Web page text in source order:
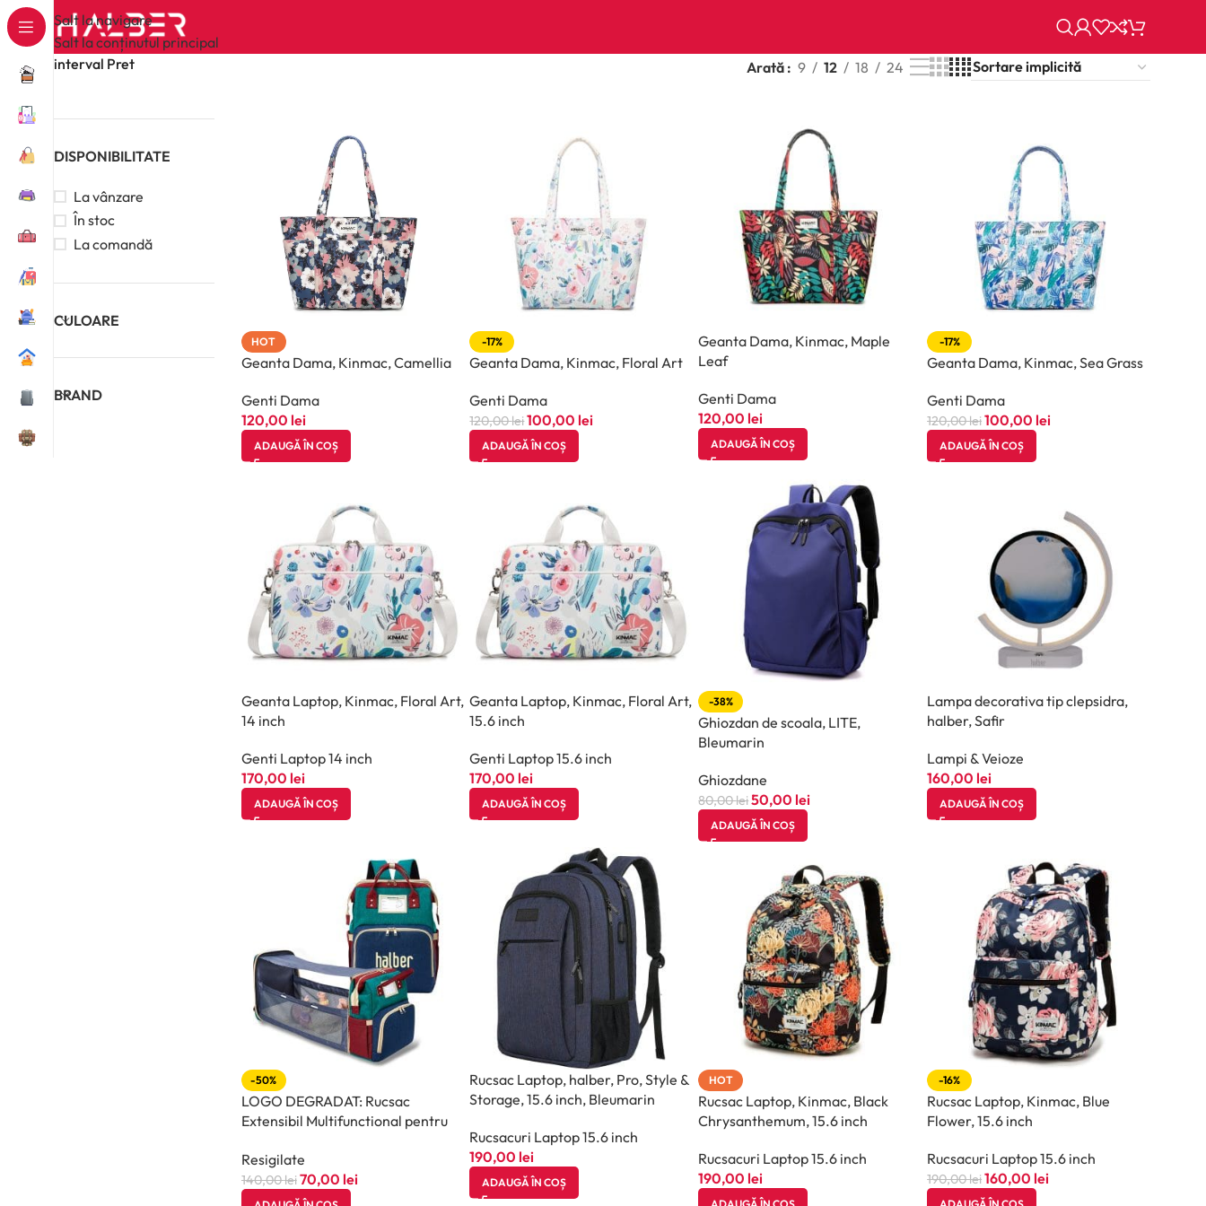
Salt la navigare
Salt la conținutul principal
interval Pret
DISPONIBILITATE
La vânzare
În stoc
La comandă
CULOARE
BRAND
Arată 9 12 18 24
HOT
Geanta Dama, Kinmac, Camellia
Genti Dama
120,00 lei
ADAUGĂ ÎN COȘ
-17%
Geanta Dama, Kinmac, Floral Art
Genti Dama
120,00lei100,00 lei
ADAUGĂ ÎN COȘ
Geanta Dama, Kinmac, Maple
Leaf
Genti Dama
120,00 lei
ADAUGĂ ÎN COȘ
-17%
Geanta Dama, Kinmac, Sea Grass
Genti Dama
120,00lei100,00 lei
ADAUGĂ ÎN COȘ
Geanta Laptop, Kinmac, Floral Art,
14 inch
Genti Laptop 14 inch
170,00 lei
ADAUGĂ ÎN COȘ
Geanta Laptop, Kinmac, Floral Art,
15.6 inch
Genti Laptop 15.6 inch
170,00 lei
ADAUGĂ ÎN COȘ
-38%
Ghiozdan de scoala, LITE,
Bleumarin
Ghiozdane
80,00lei50,00 lei
ADAUGĂ ÎN COȘ
Lampa decorativa tip clepsidra,
halber, Safir
Lampi & Veioze
160,00 lei
ADAUGĂ ÎN COȘ
-50%
LOGO DEGRADAT: Rucsac
Extensibil Multifunctional pentru
Multicolor
Resigilate
140,00lei70,00 lei
Rucsac Laptop, halber, Pro, Style &
Storage, 15.6 inch, Bleumarin
Rucsacuri Laptop 15.6 inch
190,00 lei
ADAUGĂ ÎN COȘ
HOT
Rucsac Laptop, Kinmac, Black
Chrysanthemum, 15.6 inch
Rucsacuri Laptop 15.6 inch
190,00 lei
-16%
Rucsac Laptop, Kinmac, Blue
Flower, 15.6 inch
Rucsacuri Laptop 15.6 inch
190,00lei160,00 lei